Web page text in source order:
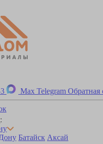
Max Telegram Обратная
Батайск Аксай